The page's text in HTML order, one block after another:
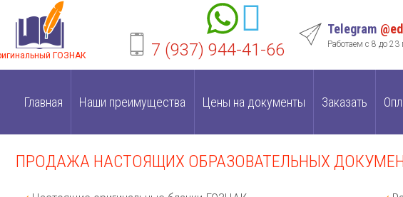
ГОЗНАК 7 (937) 944-41-66
Telegram
Работаем с 8 до
Главная Наши преимущества Цены на документы Заказать
ПРОДАЖА НАСТОЯЩИХ ОБРАЗОВАТЕЛЬНЫХ